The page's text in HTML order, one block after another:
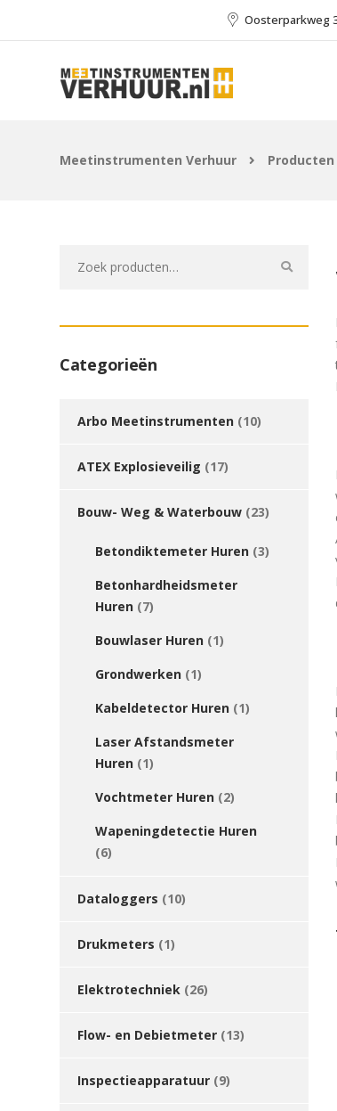
Oosterparkweg
Meetinstrumenten Verhuur Producten
naar:
Categorieën
Arbo Meetinstrumenten (10)
ATEX Explosieveilig (17)
Bouw- Weg & Waterbouw (23)
Betondiktemeter Huren (3)
Betonhardheidsmeter
Huren (7)
Bouwlaser Huren (1)
Grondwerken (1)
Kabeldetector Huren (1)
Laser Afstandsmeter
Huren (1)
Vochtmeter Huren (2)
Wapeningdetectie Huren
(6)
Dataloggers (10)
Drukmeters (1)
Elektrotechniek (26)
Flow- en Debietmeter (13)
Inspectieapparatuur (9)